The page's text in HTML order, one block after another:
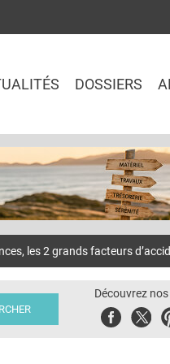
DOSSIERS
les 2 grands facteurs
Découvrez
FacebookTwitter